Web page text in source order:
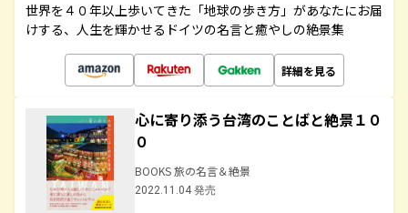
世界を４０年以上歩いてきた「地球の歩き方」があなたにお届
けする、人生を輝かせるドイツの名言と癒やしの絶景集
詳細を見る
心に寄り添う台湾のことばと絶景１０
０
BOOKS 旅の名言＆絶景
2022.11.04 発売